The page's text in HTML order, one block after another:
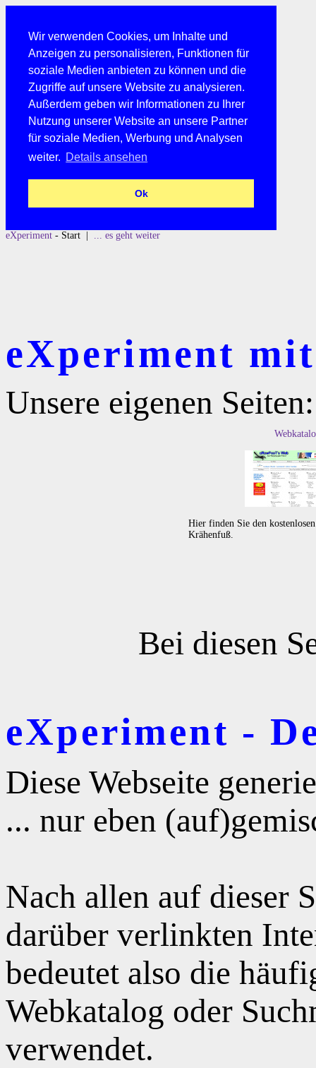
Wir verwenden Cookies, um Inhalte und
Anzeigen zu personalisieren, Funktionen für
soziale Medien anbieten zu können und die
Zugriffe auf unsere Website zu analysieren.
Außerdem geben wir Informationen zu Ihrer
Nutzung unserer Website an unsere Partner
für soziale Medien, Werbung und Analysen
weiter. Details ansehen
Ok
eXperiment - Start | ... es geht weiter
eXperiment
Unsere eigenen Seiten:
Hier finden Sie den
Krähenfuß.
Bei diesen
eXperiment -
Diese Webseite
... nur eben
Nach allen auf dieser
darüber verlinkten
bedeutet also die
Webkatalog oder
verwendet.